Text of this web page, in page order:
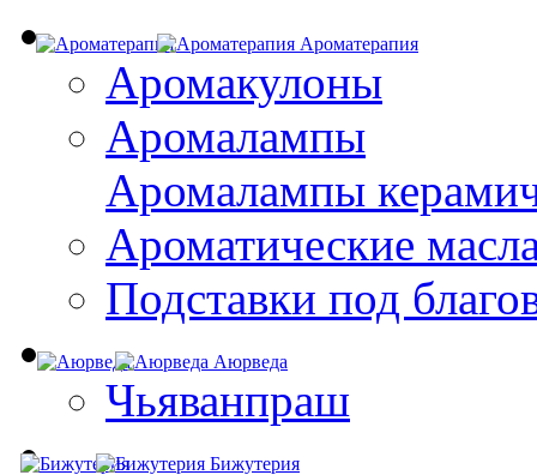
Ароматерапия
Аромакулоны
Аромалампы
Aромалампы
Ароматические
Подставки под
Аюрведа
Чьяванпраш
Бижутерия